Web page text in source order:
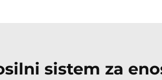
sistem za